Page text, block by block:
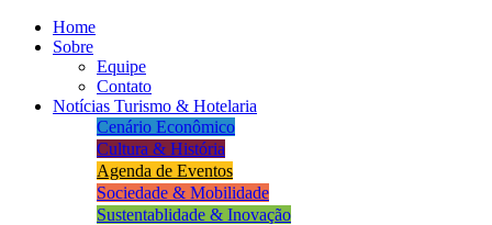
Home
Sobre
Equipe
Contato
Notícias Turismo & Hotelaria
Cenário Econômico
Cultura & História
Agenda de Eventos
Sociedade & Mobilidade
Sustentablidade & Inovação